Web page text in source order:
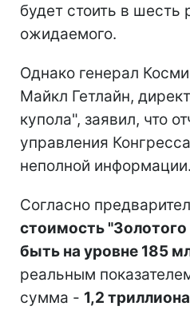
будет стоить в шесть
ожидаемого.
Однако генерал
Майкл Гетлайн,
купола", заявил, что
управления
неполной информации.
Согласно
стоимость
быть на уровне 185
реальным
сумма - 1,2